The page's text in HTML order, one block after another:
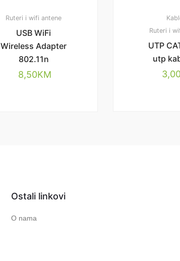
Ruteri i wifi antene
USB WiFi
Wireless Adapter
802.11n
8,50KM
Ruteri i
UTP
utp
Ostali linkovi
O nama